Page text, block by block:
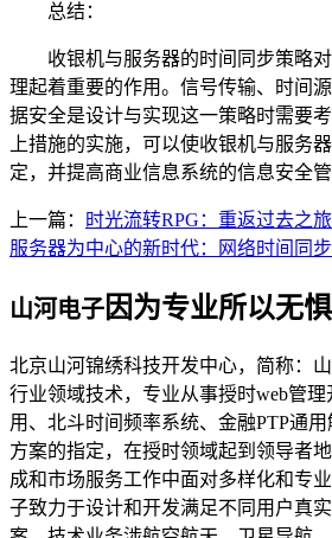
总结：
收银机与服务器的时间同步策略对
理起着重要的作用。信号传输、时间
据安全是设计与实现这一策略时需要
上措施的实施，可以使收银机与服务
定，并提高商业信息系统的信息安全管
上一篇： 时光流转RPG：重返过去之旅
服务器为中心的新时代：网络时间同
山河电子因为专业所以无
北京山河锦绣科技开发中心，简称：
行业领域技术，专业从事授时web管
用、北斗时间频率系统、金融PTP通
方案的指定，在授时领域起到领导者
成和市场服务工作中面对多样化和专
子致力于设计和开发满足不同用户真